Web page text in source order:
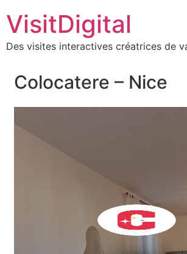
VisitDigital
Des visites interactives créatrices de
Colocatere – Nice